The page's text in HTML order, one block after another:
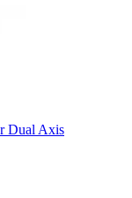
Dual Axis